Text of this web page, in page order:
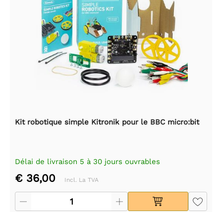
Kit robotique simple Kitronik pour le BBC micro:bit
Délai de livraison 5 à 30 jours ouvrables
€ 36,00 Incl. La TVA